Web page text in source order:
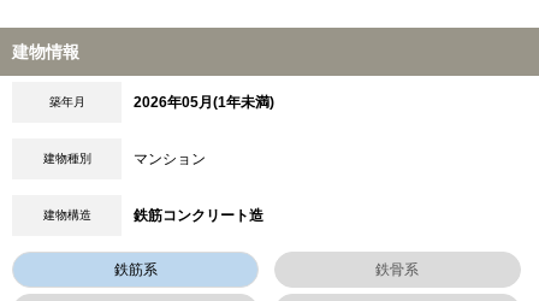
建物情報
築年月 2026年05月(1年未満)
建物種別 マンション
建物構造 鉄筋コンクリート造
鉄筋系 鉄骨系